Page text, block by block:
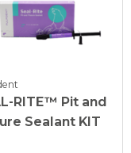
RITE™ Pit and
Sealant KIT